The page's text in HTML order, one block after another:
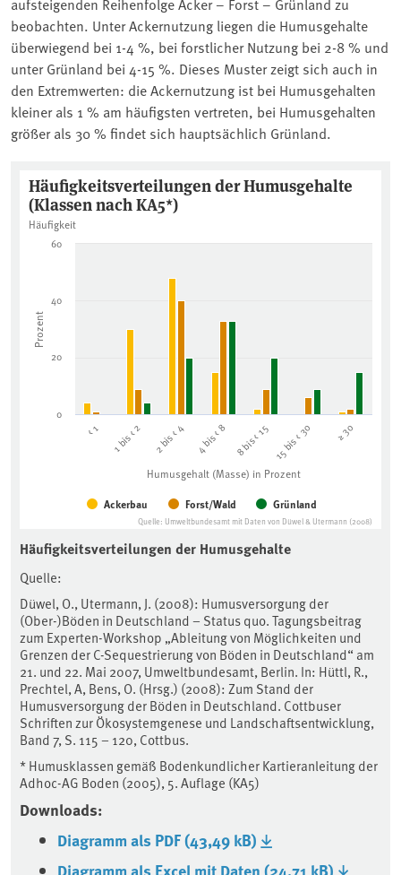
beobachten. Unter Ackernutzung liegen die Humusgehalte
überwiegend bei 1-4 %, bei forstlicher Nutzung bei 2-8 % und
unter Grünland bei 4-15 %. Dieses Muster zeigt sich auch in
den Extremwerten: die Ackernutzung ist bei Humusgehalten
kleiner als 1 % am häufigsten vertreten, bei Humusgehalten
größer als 30 % findet sich hauptsächlich Grünland.
Häufigkeitsverteilungen der
Bar chart with 3 data series.
Häufigkeit
The chart has 1 X axis displaying Humusgehalt (Masse) in
Humusgehalt (Masse) in Prozent
Prozent
Häufigkeitsverteilungen der Humusgehalte
(Klassen nach KA5*)
Häufigkeit
Ackerbau Forst/Wald Grünland
< 1 1 bis < 2 2 bis < 4 4 bis < 8 8 bis < 15 15 bis < 30 ≥ 30
0
20
40
60
Quelle: Umweltbundesamt mit Daten von Düwel & Utermann (2008)
Häufigkeitsverteilungen der Humusgehalte
Quelle:
Düwel, O., Utermann, J. (2008): Humusversorgung der
(Ober-)Böden in Deutschland – Status quo. Tagungsbeitrag
zum Experten-Workshop „Ableitung von Möglichkeiten und
Grenzen der C-Sequestrierung von Böden in Deutschland“ am
21. und 22. Mai 2007, Umweltbundesamt, Berlin. In: Hüttl, R.,
Prechtel, A, Bens, O. (Hrsg.) (2008): Zum Stand der
Humusversorgung der Böden in Deutschland. Cottbuser
Schriften zur Ökosystemgenese und Landschaftsentwicklung,
Band 7, S. 115 – 120, Cottbus.
* Humusklassen gemäß Bodenkundlicher Kartieranleitung der
Adhoc-AG Boden (2005), 5. Auflage (KA5)
Downloads:
Diagramm als PDF (43,49 kB)